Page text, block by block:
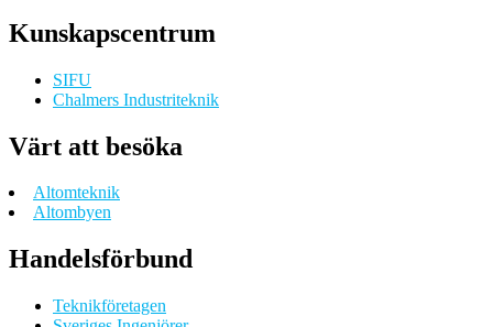
Kunskapscentrum
SIFU
Chalmers Industriteknik
Värt att besöka
Altomteknik
Altombyen
Handelsförbund
Teknikföretagen